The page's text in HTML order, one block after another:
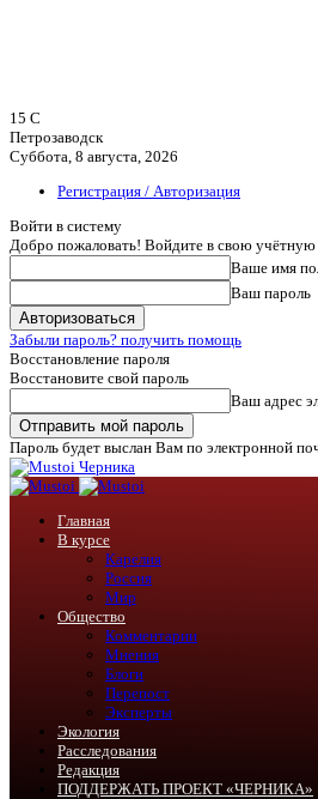
15 C
Петрозаводск
Суббота, 8 августа, 2026
Регистрация / Авторизация
Войти в систему
Добро пожаловать! Войдите в свою учётную
Ваше имя
Ваш пароль
Забыли пароль? получить помощь
Восстановление пароля
Восстановите свой пароль
Ваш адрес
Пароль будет выслан Вам по электронной
Черника
Главная
В курсе
Карелия
Россия
Мир
Общество
Комментарии
Мнения
Блоги
Перепост
Эксперты
Экология
Расследования
Редакция
ПОДДЕРЖАТЬ ПРОЕКТ «ЧЕРНИКА»